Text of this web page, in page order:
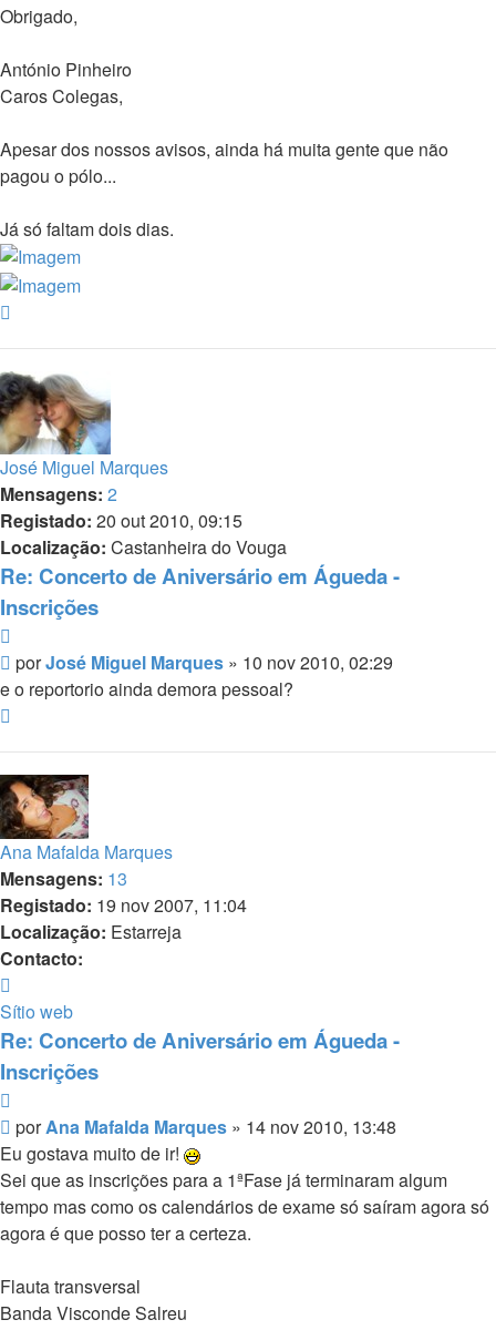
Obrigado,
António Pinheiro
Caros Colegas,
Apesar dos nossos avisos, ainda há muita gente que não
pagou o pólo...
Já só faltam dois dias.
José Miguel Marques
Mensagens: 2
Registado: 20 out 2010, 09:15
Localização: Castanheira do Vouga
Re: Concerto de Aniversário em Águeda -
Inscrições
Mensagem
porJosé Miguel Marques » 10 nov 2010, 02:29
e o reportorio ainda demora pessoal?
Ana Mafalda Marques
Mensagens: 13
Registado: 19 nov 2007, 11:04
Localização: Estarreja
Contacto:
Ana
Mafalda
Marques
Sítio web
Re: Concerto de Aniversário em Águeda -
Inscrições
Mensagem
porAna Mafalda Marques » 14 nov 2010, 13:48
Eu gostava muito de ir!
Sei que as inscrições para a 1ªFase já terminaram algum
tempo mas como os calendários de exame só saíram agora só
agora é que posso ter a certeza.
Flauta transversal
Banda Visconde Salreu